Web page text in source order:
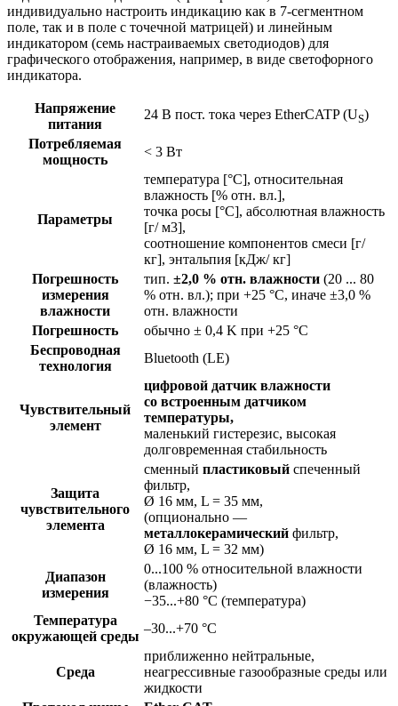
индивидуально настроить индикацию как в 7-сегментном
поле, так и в поле с точечной матрицей) и линейным
индикатором (семь настраиваемых светодиодов) для
графического отображения, например, в виде светофорного
индикатора.
Напряжение
питания
24 В пост. тока через EtherCATP (US)
Потребляемая
мощность
< 3 Вт
Параметры
температура [°C], относительная
влажность [% отн. вл.],
точка росы [°C], абсолютная влажность
[г/ м3],
соотношение компонентов смеси [г/
кг], энтальпия [кДж/ кг]
Погрешность
измерения
влажности
тип. ±2,0 % отн. влажности (20 ... 80
% отн. вл.); при +25 °C, иначе ±3,0 %
отн. влажности
Погрешность
обычно ± 0,4 K при +25 °C
Беспроводная
технология
Bluetooth (LE)
Чувствительный
элемент
цифровой датчик влажности
со встроенным датчиком
температуры,
маленький гистерезис, высокая
долговременная стабильность
Защита
чувствительного
элемента
сменный пластиковый спеченный
фильтр,
Ø 16 мм, L = 35 мм,
(опционально —
металлокерамический фильтр,
Ø 16 мм, L = 32 мм)
Диапазон
измерения
0...100 % относительной влажности
(влажность)
−35...+80 °C (температура)
Температура
окружающей среды
–30...+70 °C
Среда
приближенно нейтральные,
неагрессивные газообразные среды или
жидкости